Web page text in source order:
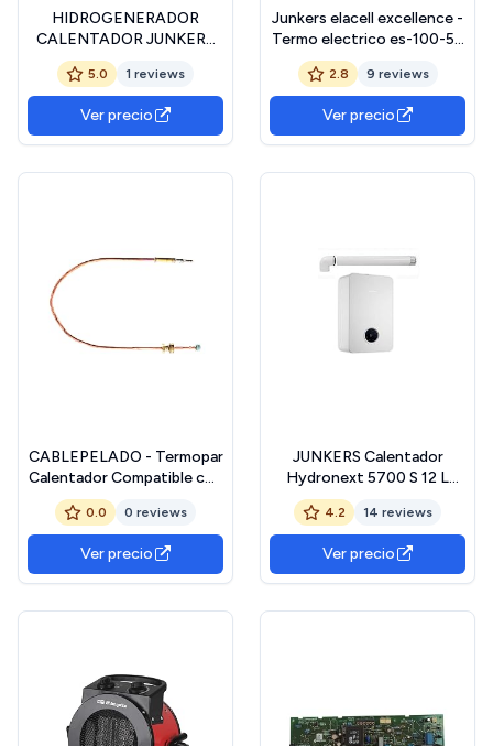
HIDROGENERADOR
CALENTADOR JUNKERS
MOD MINIMAX 2 C.O.
8707406095
5.0 1 reviews
Ver precio
Junkers elacell excellence -
Termo electrico es-100-5e
100l
2.8 9 reviews
Ver precio
CABLEPELADO - Termopar
Calentador Compatible con
Junkers
0.0 0 reviews
Ver precio
JUNKERS Calentador
Hydronext 5700 S 12 L
butano
4.2 14 reviews
Ver precio